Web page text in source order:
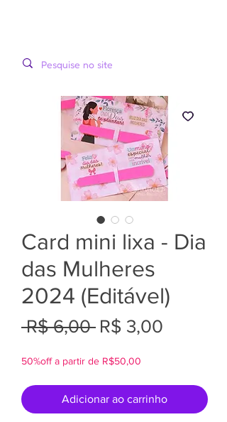
Card mini lixa - Dia
das Mulheres
2024 (Editável)
R$ 6,00 Preço
R$ 3,00
50%off a partir de R$50,00
Adicionar ao carrinho